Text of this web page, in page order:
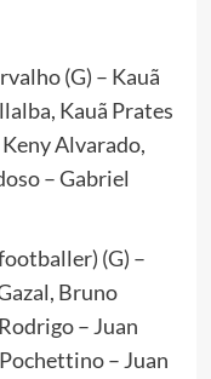
(G) – Kauã
Kauã Prates
Keny Alvarado,
– Gabriel
(G) –
Bruno
– Juan
– Juan